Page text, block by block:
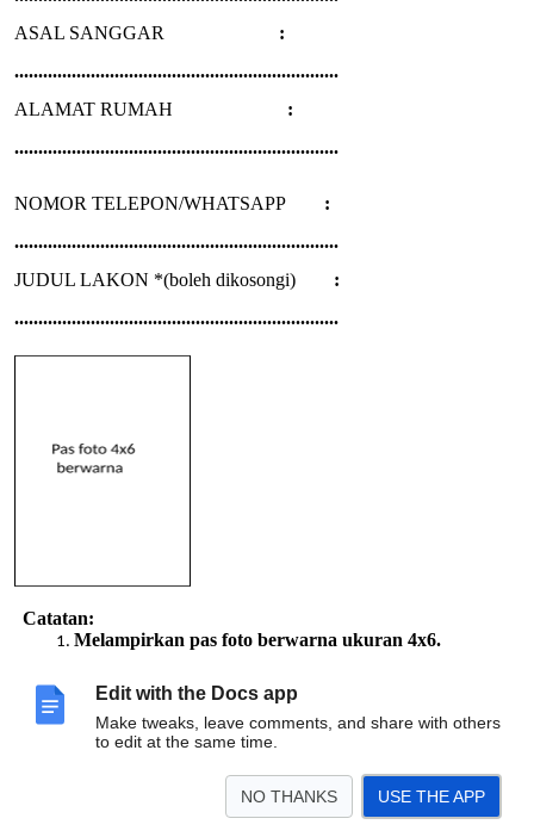
Edit with the Docs app
Make tweaks, leave comments, and share with others
to edit at the same time.
NO THANKS USE THE APP
ASAL SANGGAR :
....................................................................
ALAMAT RUMAH :
....................................................................
NOMOR TELEPON/WHATSAPP :
....................................................................
JUDUL LAKON *(boleh dikosongi) :
....................................................................
Catatan:
Melampirkan pas foto berwarna ukuran 4x6.
gendhing iringan yang akan digunakan
(boleh menyusul).
Semua berkas (scan/jpg/foto) dikirim melalui nomor